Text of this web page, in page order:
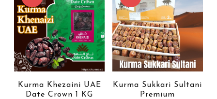
Kurma Khezaini UAE
Date Crown 1 KG
Kurma Sukkari Sultani
Premium